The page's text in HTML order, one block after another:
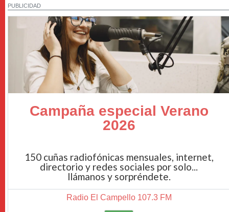
PUBLICIDAD
Campaña especial Verano
2026
150 cuñas radiofónicas mensuales, internet,
directorio y redes sociales por solo...
llámanos y sorpréndete.
Radio El Campello 107.3 FM